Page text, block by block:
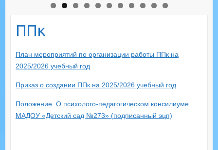
ППк
План мероприятий по организации работы ППк на
2025/2026 учебный год
Приказ о создании ППк на 2025/2026 учебный год
Положение О психолого-педагогическом консилиуме
МАДОУ «Детский сад №273» (подписанный эцп)